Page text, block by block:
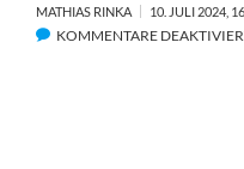
MATHIAS RINKA 10. JULI 2024,
KOMMENTARE